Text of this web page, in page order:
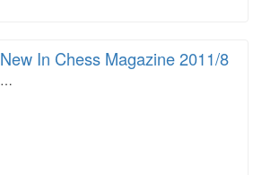
New In Chess Magazine 2011/8
…